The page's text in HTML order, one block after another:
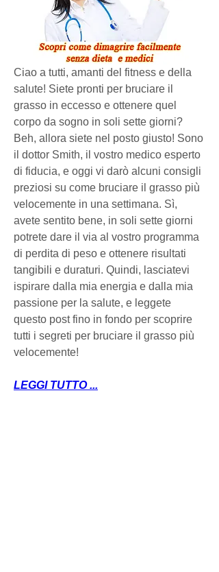
Ciao a tutti, amanti del fitness e della
salute! Siete pronti per bruciare il
grasso in eccesso e ottenere quel
corpo da sogno in soli sette giorni?
Beh, allora siete nel posto giusto! Sono
il dottor Smith, il vostro medico esperto
di fiducia, e oggi vi darò alcuni consigli
preziosi su come bruciare il grasso più
velocemente in una settimana. Sì,
avete sentito bene, in soli sette giorni
potrete dare il via al vostro programma
di perdita di peso e ottenere risultati
tangibili e duraturi. Quindi, lasciatevi
ispirare dalla mia energia e dalla mia
passione per la salute, e leggete
questo post fino in fondo per scoprire
tutti i segreti per bruciare il grasso più
velocemente!
LEGGI TUTTO ...